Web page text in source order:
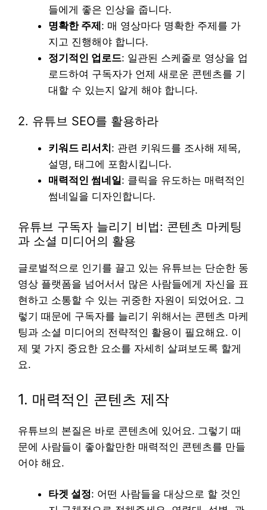
들에게 좋은 인상을 줍니다.
명확한 주제 : 매 영상마다 명확한 주제를 가
지고 진행해야 합니다.
정기적인 업로드: 일관된 스케줄로 영상을 업
로드하여 구독자가 언제 새로운 콘텐츠를 기
대할 수 있는지 알게 해야 합니다.
2. 유튜브 SEO를 활용하라
키워드 리서치: 관련 키워드를 조사해 제목,
설명, 태그에 포함시킵니다.
매력적인 썸네일: 클릭을 유도하는 매력적인
썸네일을 디자인합니다.
유튜브 구독자 늘리기 비법: 콘텐츠 마케팅
과 소셜 미디어의 활용
글로벌적으로 인기를 끌고 있는 유튜브는 단순한 동
영상 플랫폼을 넘어서서 많은 사람들에게 자신을 표
현하고 소통할 수 있는 귀중한 자원이 되었어요. 그
렇기 때문에 구독자를 늘리기 위해서는 콘텐츠 마케
팅과 소셜 미디어의 전략적인 활용이 필요해요. 이
제 몇 가지 중요한 요소를 자세히 살펴보도록 할게
요.
1. 매력적인 콘텐츠 제작
유튜브의 본질은 바로 콘텐츠에 있어요. 그렇기 때
문에 사람들이 좋아할만한 매력적인 콘텐츠를 만들
어야 해요.
타겟 설정: 어떤 사람들을 대상으로 할 것인